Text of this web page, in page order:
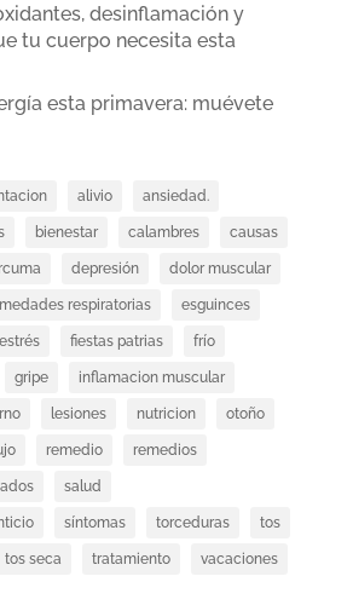
desinflamación y
tu cuerpo necesita esta
esta primavera: muévete
alivio ansiedad.
bienestar calambres causas
depresión dolor muscular
respiratorias esguinces
estrés fiestas patrias frío
gripe inflamacion muscular
lesiones nutricion otoño
remedio remedios
salud
síntomas torceduras tos
tos seca tratamiento vacaciones